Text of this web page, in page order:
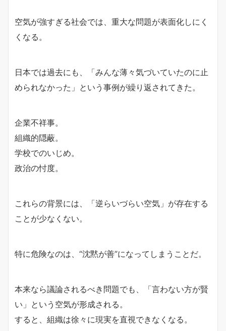
空気が強すぎる社会では、重大な問題が表面化しにく
くなる。
日本では過去にも、「みんな薄々気づいていたのに止
められなかった」という事例が繰り返されてきた。
企業不祥事。
組織的隠蔽。
学校でのいじめ。
政治の忖度。
これらの背景には、「逆らいづらい空気」が存在する
ことが少なくない。
特に危険なのは、“沈黙が善”になってしまうことだ。
本来なら議論されるべき問題でも、「言わない方が賢
い」という空気が形成される。
すると、組織は徐々に現実を直視できなくなる。